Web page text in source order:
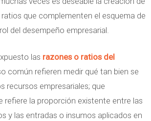
que complementen el esquema de
del desempeño empresarial.
las razones o ratios del
común refieren medir qué tan bien se
recursos empresariales; que
refiere la proporción existente entre las
y las entradas o insumos aplicados en